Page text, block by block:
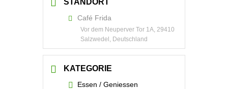
STANDORT
Café Frida
Vor dem Neuperver Tor 1A, 29410
Salzwedel, Deutschland
KATEGORIE
Essen / Geniessen